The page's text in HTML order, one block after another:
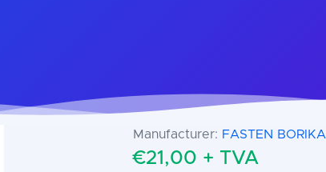
Manufacturer: FASTEN BORIKA
€21,00 + TVA